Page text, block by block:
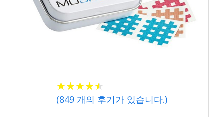
★★★★★
★★★★★
(849 개의 후기가 있습니다.)